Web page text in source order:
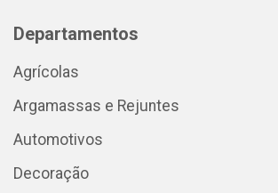
Departamentos
Agrícolas
Argamassas e Rejuntes
Automotivos
Decoração